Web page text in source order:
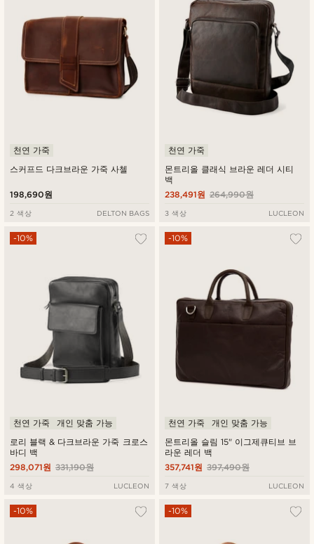
스커프드 다크브라운 가죽 사첼
천연 가죽
198,690원
2 색상 DELTON BAGS
몬트리올 클래식 브라운 레더 시티
백
천연 가죽
264,990원
238,491원
3 색상 LUCLEON
로리 블랙 & 다크브라운 가죽 크로스
바디 백
-10%
천연 가죽 개인 맞춤 가능
331,190원
298,071원
4 색상 LUCLEON
몬트리올 슬림 15" 이그제큐티브 브
라운 레더 백
-10%
천연 가죽 개인 맞춤 가능
397,490원
357,741원
7 색상 LUCLEON
-10% -10%